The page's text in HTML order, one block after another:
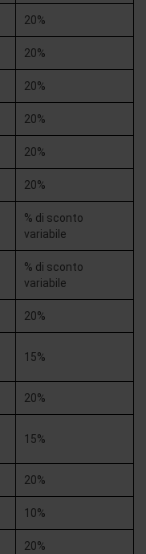
20%
20%
20%
20%
20%
20%
% di sconto
variabile
% di sconto
variabile
20%
15%
20%
15%
20%
10%
20%